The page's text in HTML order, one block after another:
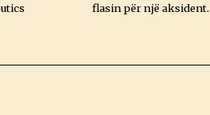
flasin për një